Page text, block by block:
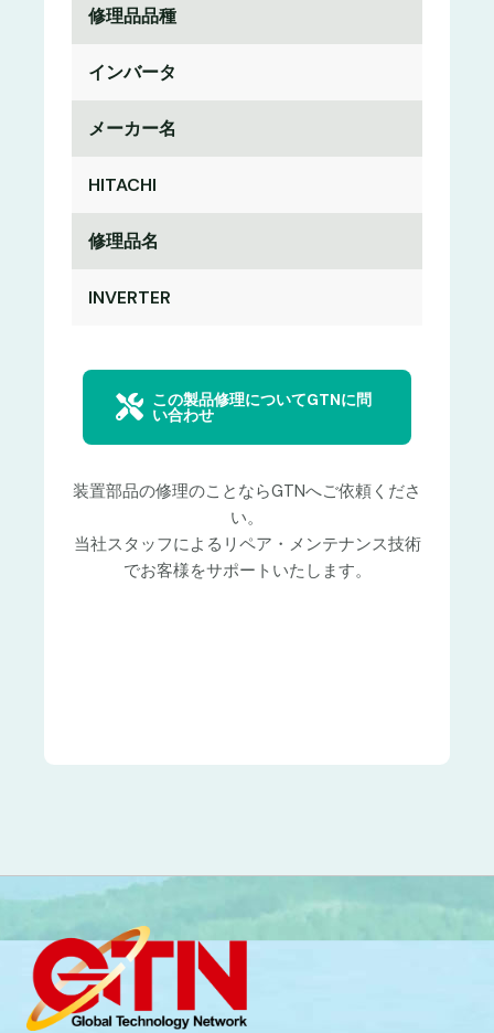
修理品品種
インバータ
メーカー名
HITACHI
修理品名
INVERTER
この製品修理についてGTNに問
い合わせ
装置部品の修理のことならGTNへご依頼くださ
い。
当社スタッフによるリペア・メンテナンス技術
でお客様をサポートいたします。